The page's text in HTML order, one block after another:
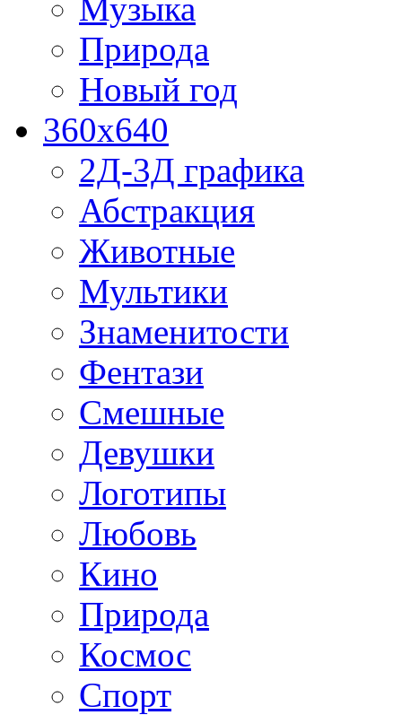
Музыка
Природа
Новый год
360x640
2Д-3Д графика
Абстракция
Животные
Мультики
Знаменитости
Фентази
Смешные
Девушки
Логотипы
Любовь
Кино
Природа
Космос
Спорт